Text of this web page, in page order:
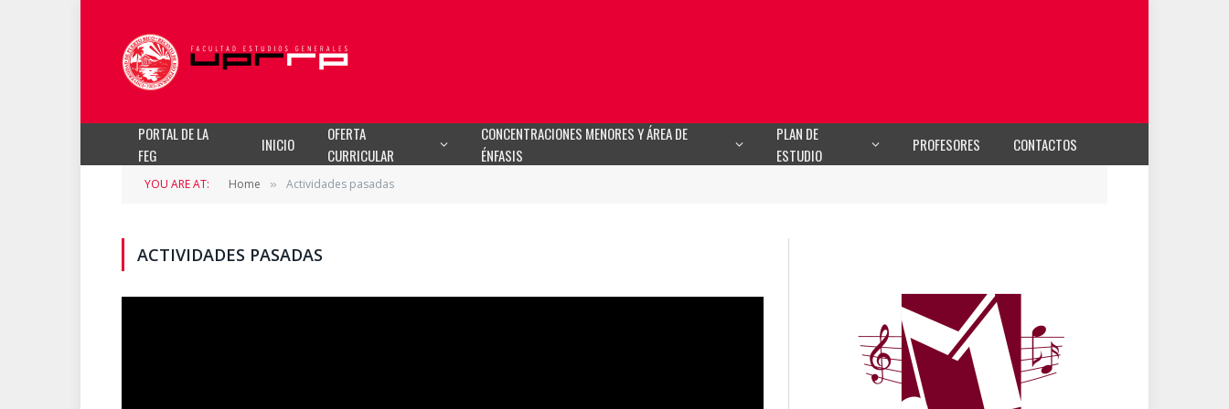
PORTAL DE LA
FEG
INICIO
OFERTA
CURRICULAR
CONCENTRACIONES MENORES Y ÁREA DE
ÉNFASIS
PLAN DE
ESTUDIO
PROFESORES CONTACTOS
YOU ARE AT: Home » Actividades pasadas
ACTIVIDADES PASADAS